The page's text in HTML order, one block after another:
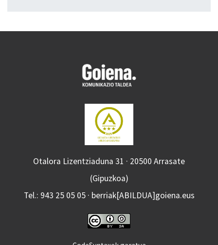
Otalora Lizentziaduna 31 · 20500 Arrasate
(Gipuzkoa)
Tel.: 943 25 05 05 · berriak[ABILDUA]goiena.eus